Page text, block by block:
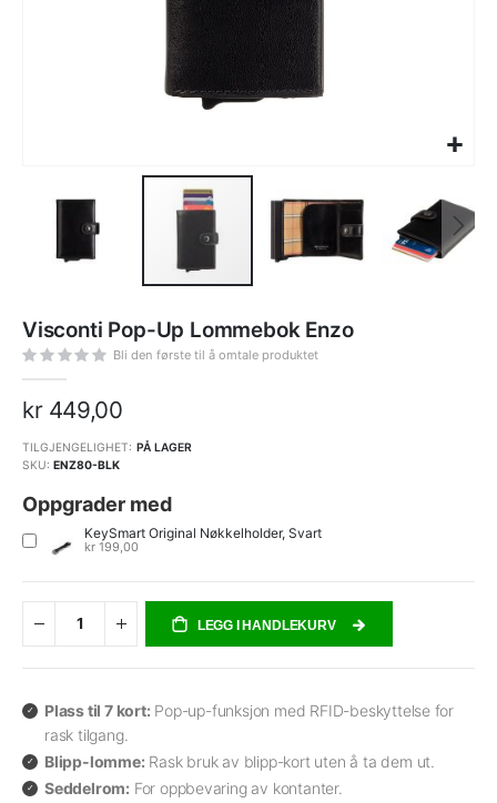
begynnelsen
av
bildegalleri
Visconti Pop-Up Lommebok Enzo
Bli den første til å omtale produktet
kr 449,00
TILGJENGELIGHET: PÅ LAGER
SKU ENZ80-BLK
Oppgrader med
KeySmart Original Nøkkelholder, Svart
kr 199,00
LEGG I HANDLEKURV
Plass til 7 kort: Pop-up-funksjon med RFID-beskyttelse for
rask tilgang.
Blipp-lomme: Rask bruk av blipp-kort uten å ta dem ut.
Seddelrom: For oppbevaring av kontanter.